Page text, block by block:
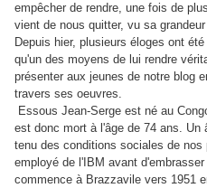
empêcher de rendre, une fois de
vient de nous quitter, vu sa
Depuis hier, plusieurs éloges ont
qu'un des moyens de lui rendre
présenter aux jeunes de notre blog
travers ses oeuvres.
Essous Jean-Serge est né au
est donc mort à l'âge de 74 ans.
tenu des conditions sociales de
employé de l'IBM avant
commence à Brazzavile vers 1951